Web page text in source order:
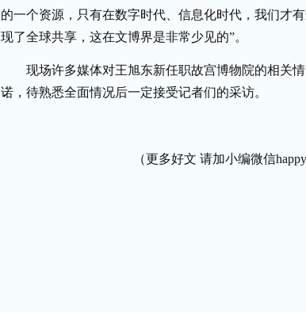
的一个资源，只有在数字时代、信息化时代，我们才
现了全球共享，这在文博界是非常少见的”。
现场许多媒体对王旭东新任职故宫博物院的相关情
诺，待熟悉全面情况后一定接受记者们的采访。
（更多好文 请加小编微信